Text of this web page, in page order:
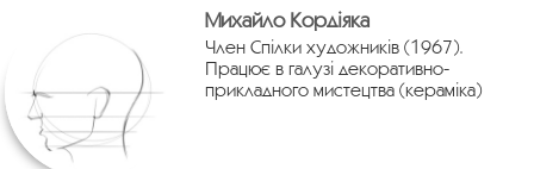
Михайло Кордіяка
Член Спілки художників (1967).
Працює в галузі декоративно-
прикладного мистецтва (кераміка)